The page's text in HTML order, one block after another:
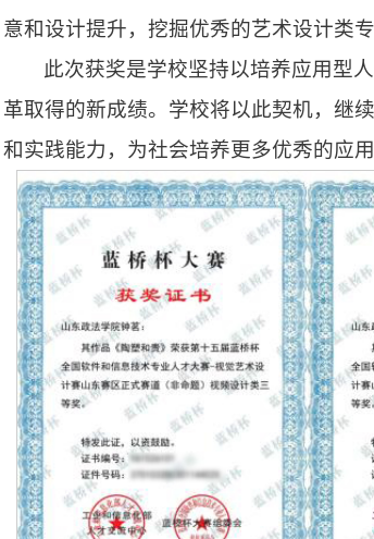
意和设计提升，挖掘优秀的艺术设计类专
此次获奖是学校坚持以培养应用型
革取得的新成绩。学校将以此契机，继
和实践能力，为社会培养更多优秀的应